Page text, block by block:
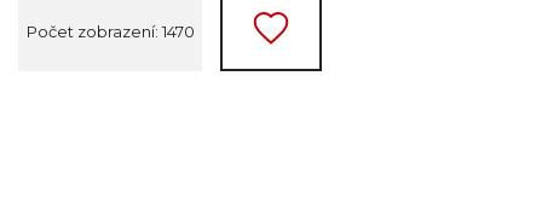
Počet zobrazení: 1470